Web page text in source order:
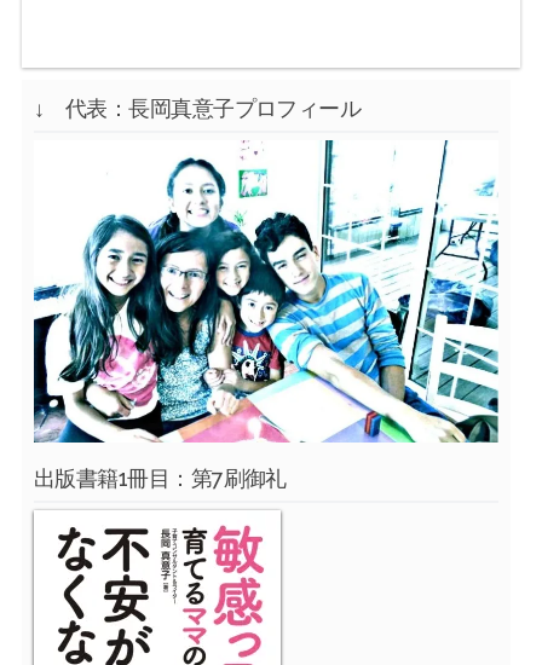
↓ 代表：長岡真意子プロフィール
出版書籍1冊目：第7刷御礼